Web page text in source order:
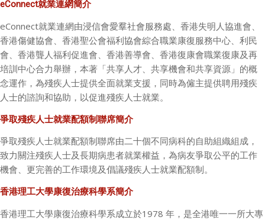
eConnect就業連網簡介
eConnect就業連網由浸信會愛羣社會服務處、香港失明人協進會、
香港傷健協會、香港聖公會福利協會綜合職業康復服務中心、利民
會、香港聾人福利促進會、香港善導會、香港復康會職業復康及再
培訓中心合力舉辦，本著「共享人才、共享機會和共享資源」的概
念運作，為殘疾人士提供全面就業支援，同時為僱主提供聘用殘疾
人士的諮詢和協助，以促進殘疾人士就業。
爭取殘疾人士就業配額制聯席簡介
爭取殘疾人士就業配額制聯席由二十個不同病科的自助組織組成，
致力關注殘疾人士及長期病患者就業權益，為病友爭取公平的工作
機會、更完善的工作環境及倡議殘疾人士就業配額制。
香港理工大學康復治療科學系簡介
香港理工大學康復治療科學系成立於1978 年，是全港唯一一所大專